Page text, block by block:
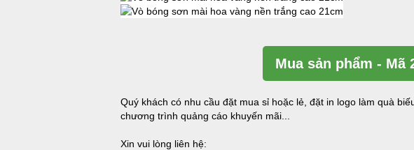
Mua sản phẩm - Mã
Quý khách có nhu cầu đặt mua sỉ hoặc lẻ, đặt in logo làm quà
chương trình quảng cáo khuyến mãi...
Xin vui lòng liên hệ: